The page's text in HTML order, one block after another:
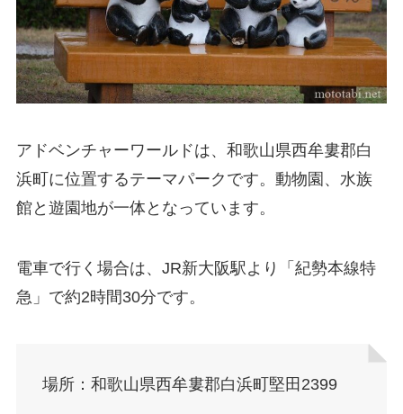
アドベンチャーワールドは、和歌山県西牟婁郡白
浜町に位置するテーマパークです。動物園、水族
館と遊園地が一体となっています。
電車で行く場合は、JR新大阪駅より「紀勢本線特
急」で約2時間30分です。
場所：和歌山県西牟婁郡白浜町堅田2399